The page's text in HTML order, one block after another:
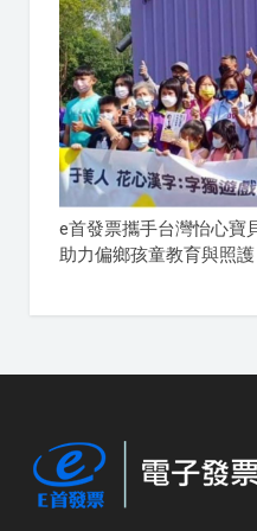
e首發票攜手台灣怡心寶
助力偏鄉孩童教育與照護